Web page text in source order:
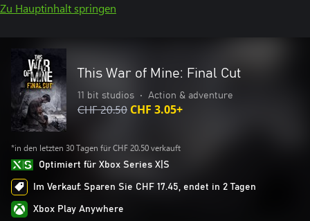
Zu Hauptinhalt springen
This War of Mine: Final Cut
11 bit studios • Action & adventure
CHF 20.50 CHF 3.05+
*in den letzten 30 Tagen für CHF 20.50 verkauft
Optimiert für Xbox Series X|S
Im Verkauf: Sparen Sie CHF 17.45, endet in 2 Tagen
Xbox Play Anywhere